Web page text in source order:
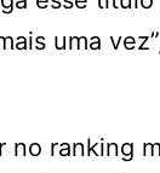
uma
no ranking